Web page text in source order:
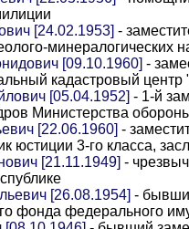
[24.02.1953] -
минералогических
[09.10.1960] -
кадастровый центр
[05.04.1952] - 1-й
Министерства
[22.06.1960] -
юстиции 3-го класса,
[21.11.1949] -
[26.08.1954] -
фонда федерального